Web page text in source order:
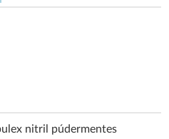
nitril púdermentes